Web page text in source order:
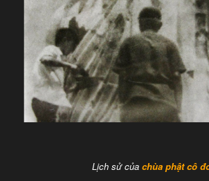
Lịch sử củachùa phật cô